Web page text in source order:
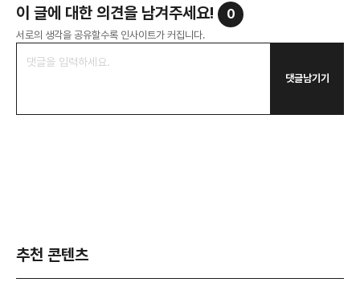
이 글에 대한 의견을 남겨주세요! 0
서로의 생각을 공유할수록 인사이트가 커집니다.
댓글남기기
추천 콘텐츠